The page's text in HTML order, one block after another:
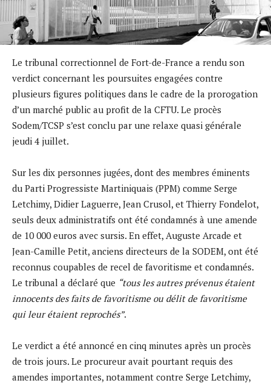
Le tribunal correctionnel de Fort-de-France a rendu son
verdict concernant les poursuites engagées contre
plusieurs figures politiques dans le cadre de la prorogation
d’un marché public au profit de la CFTU. Le procès
Sodem/TCSP s’est conclu par une relaxe quasi générale
jeudi 4 juillet.
Sur les dix personnes jugées, dont des membres éminents
du Parti Progressiste Martiniquais (PPM) comme Serge
Letchimy, Didier Laguerre, Jean Crusol, et Thierry Fondelot,
seuls deux administratifs ont été condamnés à une amende
de 10 000 euros avec sursis. En effet, Auguste Arcade et
Jean-Camille Petit, anciens directeurs de la SODEM, ont été
reconnus coupables de recel de favoritisme et condamnés.
Le tribunal a déclaré que “tous les autres prévenus étaient
innocents des faits de favoritisme ou délit de favoritisme
qui leur étaient reprochés”.
Le verdict a été annoncé en cinq minutes après un procès
de trois jours. Le procureur avait pourtant requis des
amendes importantes, notamment contre Serge Letchimy,